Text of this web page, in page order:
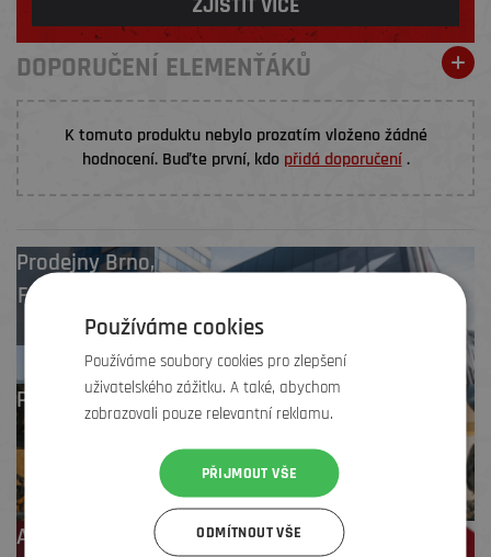
DOPORUČENÍ ELEMENŤÁKŮ
K tomuto produktu nebylo prozatím vloženo žádné
hodnocení. Buďte první, kdo přidá doporučení.
ProdejnyBrno,
Frýdek-Místek
Zlín
Profesionální záruční
Až 4 % cashback
Používáme cookies
Používáme soubory cookies pro zlepšení
uživatelského zážitku. A také, abychom
zobrazovali pouze relevantní reklamu.
PŘIJMOUT VŠE
ODMÍTNOUT VŠE